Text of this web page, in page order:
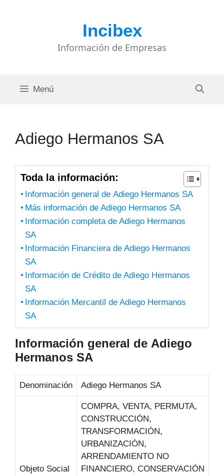
Incibex
Información de Empresas
Menú
Adiego Hermanos SA
Toda la información:
Información general de Adiego Hermanos SA
Más información de Adiego Hermanos SA
Información completa de Adiego Hermanos
SA
Información Financiera de Adiego Hermanos
SA
Información de Crédito de Adiego Hermanos
SA
Información Mercantil de Adiego Hermanos
SA
Información general de Adiego
Hermanos SA
Denominación Adiego Hermanos SA
Objeto Social
COMPRA, VENTA, PERMUTA,
CONSTRUCCIÓN,
TRANSFORMACIÓN,
URBANIZACIÓN,
ARRENDAMIENTO NO
FINANCIERO, CONSERVACIÓN